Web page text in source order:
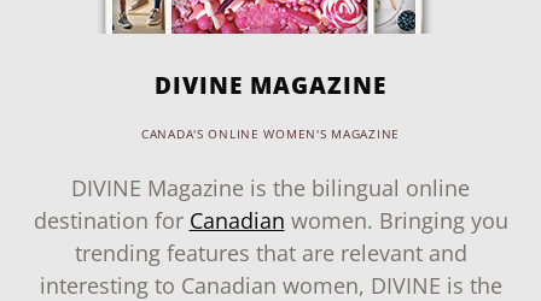
DIVINE MAGAZINE
CANADA'S ONLINE WOMEN'S MAGAZINE
DIVINE Magazine is the bilingual online
destination for Canadian women. Bringing you
trending features that are relevant and
interesting to Canadian women, DIVINE is the